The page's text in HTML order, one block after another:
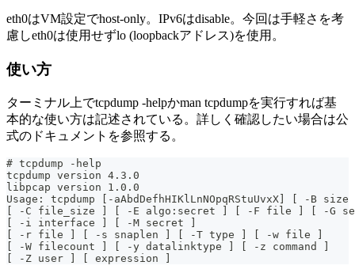
eth0はVM設定でhost-only。IPv6はdisable。今回は手軽さを考
慮しeth0は使用せずlo (loopbackアドレス)を使用。
使い方
ターミナル上でtcpdump -helpかman tcpdumpを実行すれば基
本的な使い方は記述されている。詳しく確認したい場合は公
式のドキュメントを参照する。
# tcpdump -help
tcpdump version 4.3.0
libpcap version 1.0.0
Usage: tcpdump [-aAbdDefhHIKlLnNOpqRStuUvxX] [ -B
[ -C file_size ] [ -E algo:secret ] [ -F file ] [ -G
[ -i interface ] [ -M secret ]
[ -r file ] [ -s snaplen ] [ -T type ] [ -w file ]
[ -W filecount ] [ -y datalinktype ] [ -z command ]
[ -Z user ] [ expression ]